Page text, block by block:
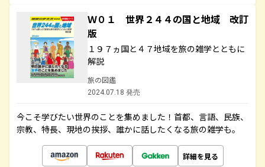
Ｗ０１ 世界２４４の国と地域 改訂
版
１９７ヵ国と４７地域を旅の雑学とともに
解説
旅の図鑑
2024.07.18 発売
今こそ学びたい世界のことを集めました！首都、言語、民族、
宗教、特長、現地の挨拶、誰かに話したくなる旅の雑学も。
詳細を見る